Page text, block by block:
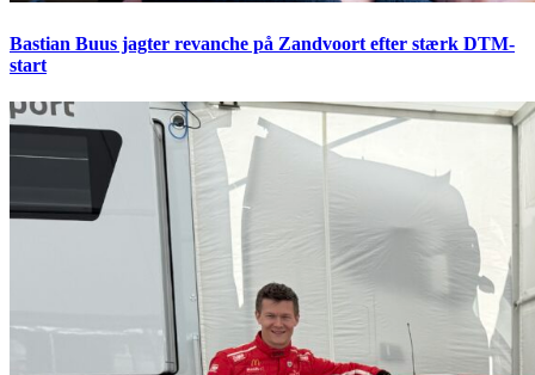
Bastian Buus jagter revanche på Zandvoort efter stærk DTM-
start